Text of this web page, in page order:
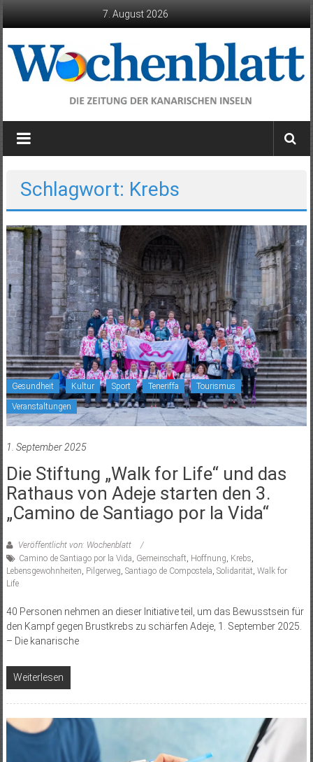
7. August 2026
Wochenblatt
die
Kanarischen
Inseln
Schlagwort: Krebs
Gesundheit Kultur Sport Teneriffa Tourismus
Veranstaltungen
1. September 2025
Die Stiftung „Walk for Life“ und das
Rathaus von Adeje starten den 3.
„Camino de Santiago por la Vida“
Veröffentlicht von: Wochenblatt
Camino de Santiago por la Vida Gemeinschaft Hoffnung Krebs
Lebensgewohnheiten Pilgerweg Santiago de Compostela Solidarität Walk for
Life
40 Personen nehmen an dieser Initiative teil, um das Bewusstsein für
den Kampf gegen Brustkrebs zu schärfen Adeje, 1. September 2025.
– Die kanarische
Weiterlesen